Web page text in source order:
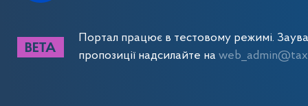
Портал працює в тестовому режимі.
пропозиції надсилайте на